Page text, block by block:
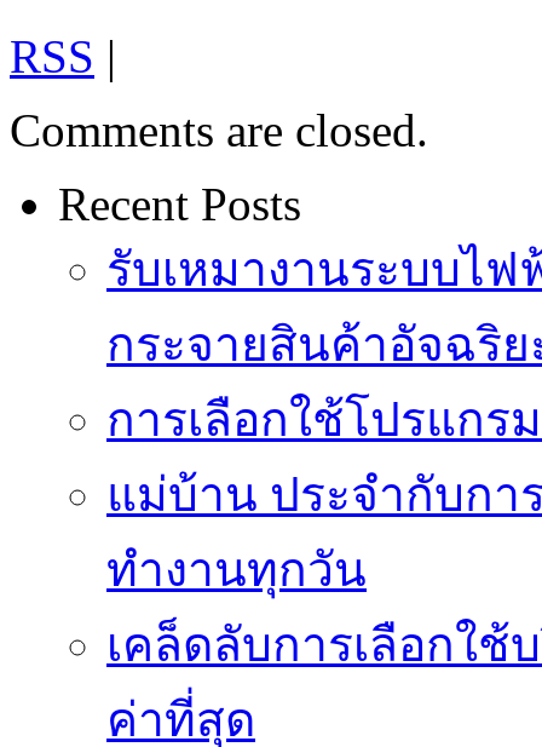
RSS |
Comments are closed.
Recent Posts
รับเหมางานระบบไ
กระจายสินค้าอัจฉริย
การเลือกใช้โปรแกร
แม่บ้าน ประจำกับกา
ทำงานทุกวัน
เคล็ดลับการเลือกใช้
ค่าที่สุด